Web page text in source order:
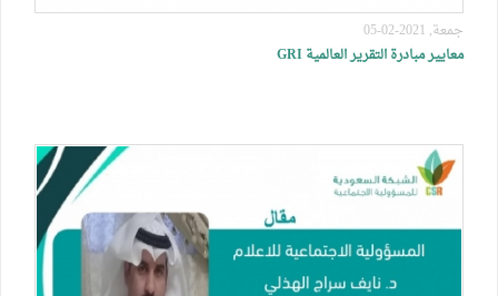
جمعة, 2021-02-05
معايير مبادرة التقرير العالمية GRI